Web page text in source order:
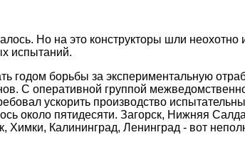
Но на это конструкторы шли неохотно
испытаний.
годом борьбы за экспериментальную
С оперативной группой
ускорить производство
около пятидесяти. Загорск, Нижняя
Химки, Калининград, Ленинград - вот